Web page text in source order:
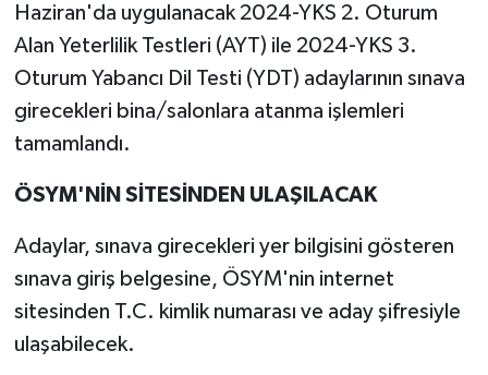
Haziran'da uygulanacak 2024-YKS 2. Oturum
Alan Yeterlilik Testleri (AYT) ile 2024-YKS 3.
Oturum Yabancı Dil Testi (YDT) adaylarının sınava
girecekleri bina/salonlara atanma işlemleri
tamamlandı.
ÖSYM'NİN SİTESİNDEN ULAŞILACAK
Adaylar, sınava girecekleri yer bilgisini gösteren
sınava giriş belgesine, ÖSYM'nin internet
sitesinden T.C. kimlik numarası ve aday şifresiyle
ulaşabilecek.